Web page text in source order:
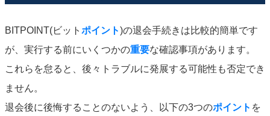
BITPOINT(ビット ポイント)の退会手続きは比較的簡単です
が、実行する前にいくつかの重要な確認事項があります。
これらを怠ると、後々トラブルに発展する可能性も否定でき
ません。
退会後に後悔することのないよう、以下の3つのポイント を